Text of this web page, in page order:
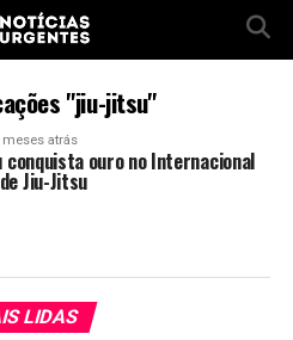
"jiu-jitsu"
meses atrás
conquista ouro no Internacional
Jiu-Jitsu
LIDAS